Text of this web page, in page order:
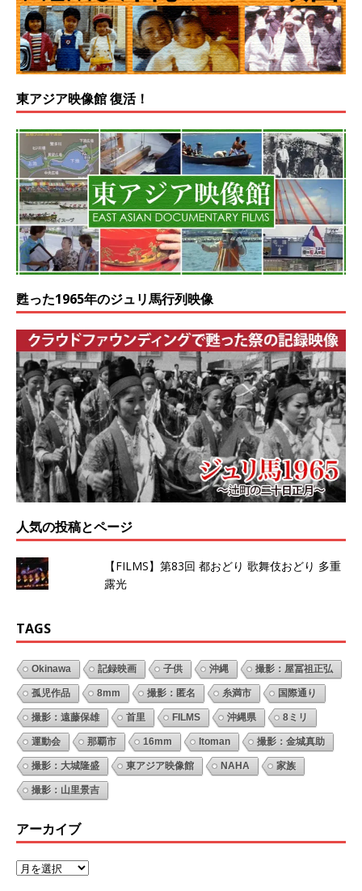
東アジア映像館 復活！
甦った1965年のジュリ馬行列映像
人気の投稿とページ
【FILMS】第83回 都おどり 歌舞伎おどり 多重
露光
TAGS
Okinawa 記録映画 子供 沖縄 撮影：屋冨祖正弘
孤児作品 8mm 撮影：匿名 糸満市 国際通り
撮影：遠藤保雄 首里 FILMS 沖縄県 8ミリ
運動会 那覇市 16mm Itoman 撮影：金城真助
撮影：大城隆盛 東アジア映像館 NAHA 家族
撮影：山里景吉
アーカイブ